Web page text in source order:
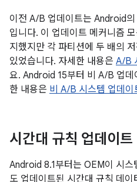
이전 A/B 업데이트는 Android
입니다. 이 업데이트 메커니즘
지했지만 각 파티션에 두 배의
있었습니다. 자세한 내용은 A/B
요. Android 15부터 비 A/B 업데
한 내용은 비 A/B 시스템 업데이
시간대 규칙 업데이트
Android 8.1부터는 OEM이 시
도 업데이트된 시간대 규칙 데